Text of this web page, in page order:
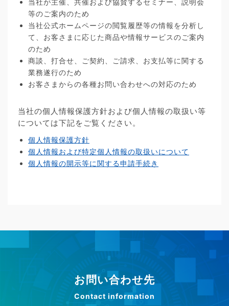
当社が主催、共催および協賛するセミナー、説明会
等のご案内のため
当社公式ホームページの閲覧履歴等の情報を分析し
て、お客さまに応じた商品や情報サービスのご案内
のため
商談、打合せ、ご契約、ご請求、お支払等に関する
業務遂行のため
お客さまからの各種お問い合わせへの対応のため
当社の個人情報保護方針および個人情報の取扱い等
については下記をご覧ください。
個人情報保護方針
個人情報および特定個人情報の取扱いについて
個人情報の開示等に関する申請手続き
お問い合わせ先
Contact information